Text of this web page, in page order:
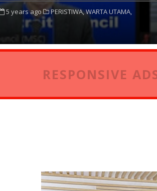
5 years ago PERISTIWA,WARTA UTAMA,
RESPONSIVE